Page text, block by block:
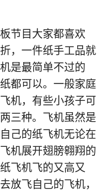
节目大家都喜欢
，一件纸手工品就
是最简单不过的
都可以。一般家庭
机，有些小孩子可
三种。飞机虽然是
己的纸飞机无论在
机展开翅膀翱翔的
飞机飞的又高又
放飞自己的飞机，